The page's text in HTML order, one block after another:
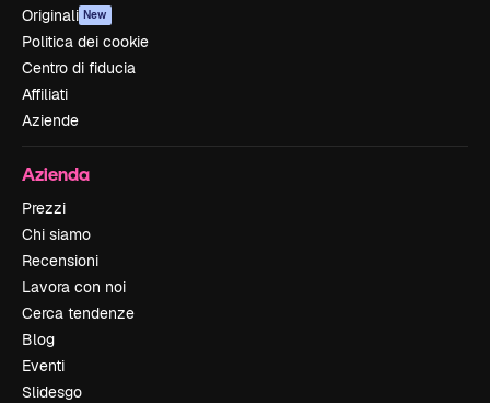
Originali New
Politica dei cookie
Centro di fiducia
Affiliati
Aziende
Azienda
Prezzi
Chi siamo
Recensioni
Lavora con noi
Cerca tendenze
Blog
Eventi
Slidesgo